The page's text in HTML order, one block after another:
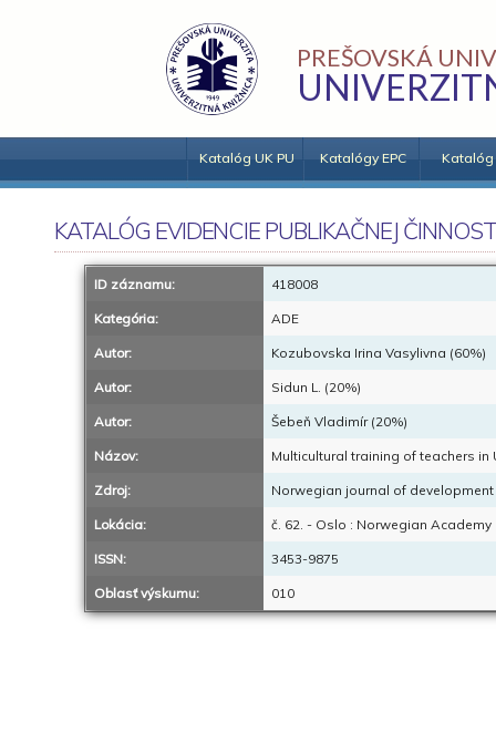
PREŠOVSKÁ
Katalóg UK PU Katalógy EPC Katalóg
KATALÓG EVIDENCIE PUBLIKAČNEJ
ID záznamu: 418008
Kategória: ADE
Autor: Kozubovska Irina Vasylivna (60%)
Autor: Sidun L. (20%)
Autor: Šebeň Vladimír (20%)
Názov: Multicultural training of teachers in
Zdroj: Norwegian journal of
Lokácia: č. 62. - Oslo : Norwegian Academy
ISSN: 3453-9875
Oblasť výskumu: 010